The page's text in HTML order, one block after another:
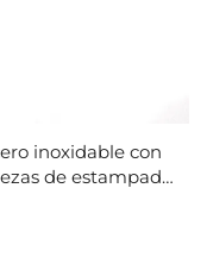
inoxidable con
de estampado